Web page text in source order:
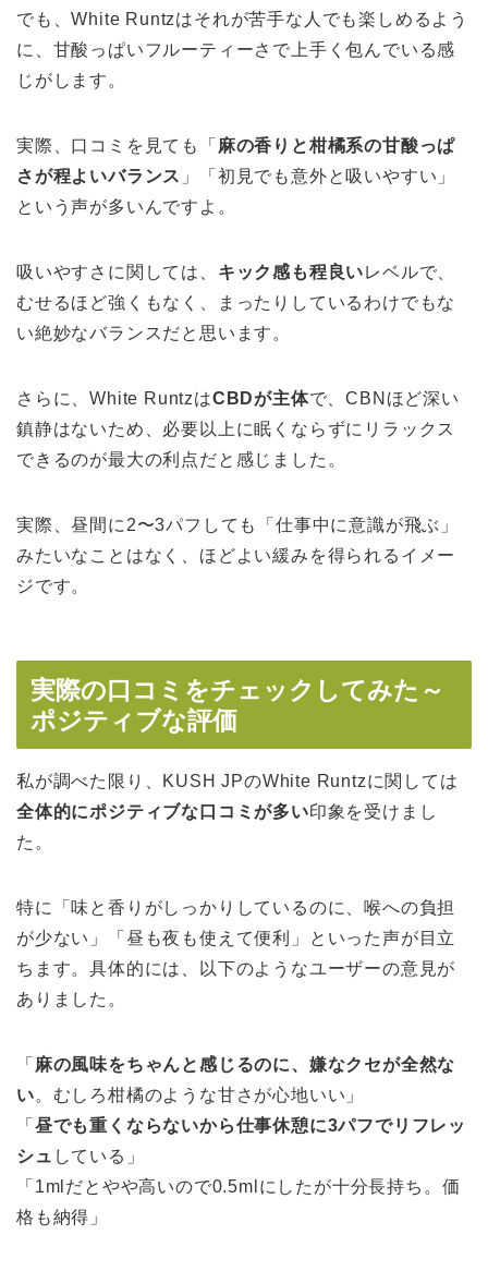
でも、White Runtzはそれが苦手な人でも楽しめるよう
に、甘酸っぱいフルーティーさで上手く包んでいる感
じがします。
実際、口コミを見ても「 麻の香りと柑橘系の甘酸っぱ
さが程よいバランス 」「初見でも意外と吸いやすい」
という声が多いんですよ。
吸いやすさに関しては、 キック感も程良いレベルで、
むせるほど強くもなく、まったりしているわけでもな
い絶妙なバランスだと思います。
さらに、White RuntzはCBDが主体で、CBNほど深い
鎮静はないため、必要以上に眠くならずにリラックス
できるのが最大の利点だと感じました。
実際、昼間に2〜3パフしても「仕事中に意識が飛ぶ」
みたいなことはなく、ほどよい緩みを得られるイメー
ジです。
実際の口コミをチェックしてみた～
ポジティブな評価
私が調べた限り、KUSH JPのWhite Runtzに関しては
全体的にポジティブな口コミが多い印象を受けまし
た。
特に「味と香りがしっかりしているのに、喉への負担
が少ない」「昼も夜も使えて便利」といった声が目立
ちます。具体的には、以下のようなユーザーの意見が
ありました。
「 麻の風味をちゃんと感じるのに、嫌なクセが全然な
い。むしろ柑橘のような甘さが心地いい」
「 昼でも重くならないから仕事休憩に3パフでリフレッ
シュ している」
「1mlだとやや高いので0.5mlにしたが十分長持ち。価
格も納得」